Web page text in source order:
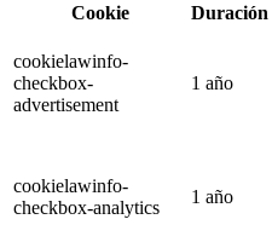
Cookie
Duración
cookielawinfo-
checkbox-
advertisement
1 año
cookielawinfo-
checkbox-analytics
1 año